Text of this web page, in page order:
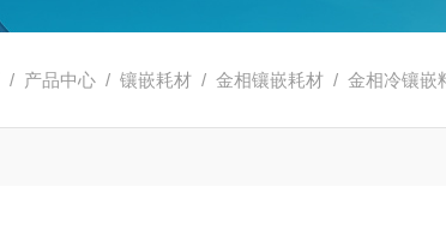
/ 产品中心 /镶嵌耗材 /金相镶嵌耗材 / 金相冷镶嵌